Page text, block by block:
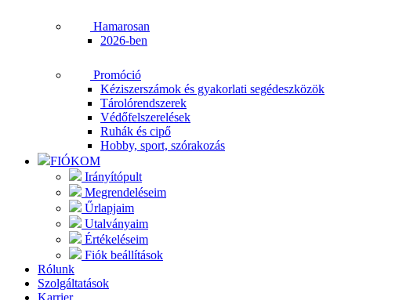
Hamarosan
2026-ben
Promóció
Kéziszerszámok és gyakorlati segédeszközök
Tárolórendszerek
Védőfelszerelések
Ruhák és cipő
Hobby, sport, szórakozás
FIÓKOM
Irányítópult
Megrendeléseim
Űrlapjaim
Utalványaim
Értékeléseim
Fiók beállítások
Rólunk
Szolgáltatások